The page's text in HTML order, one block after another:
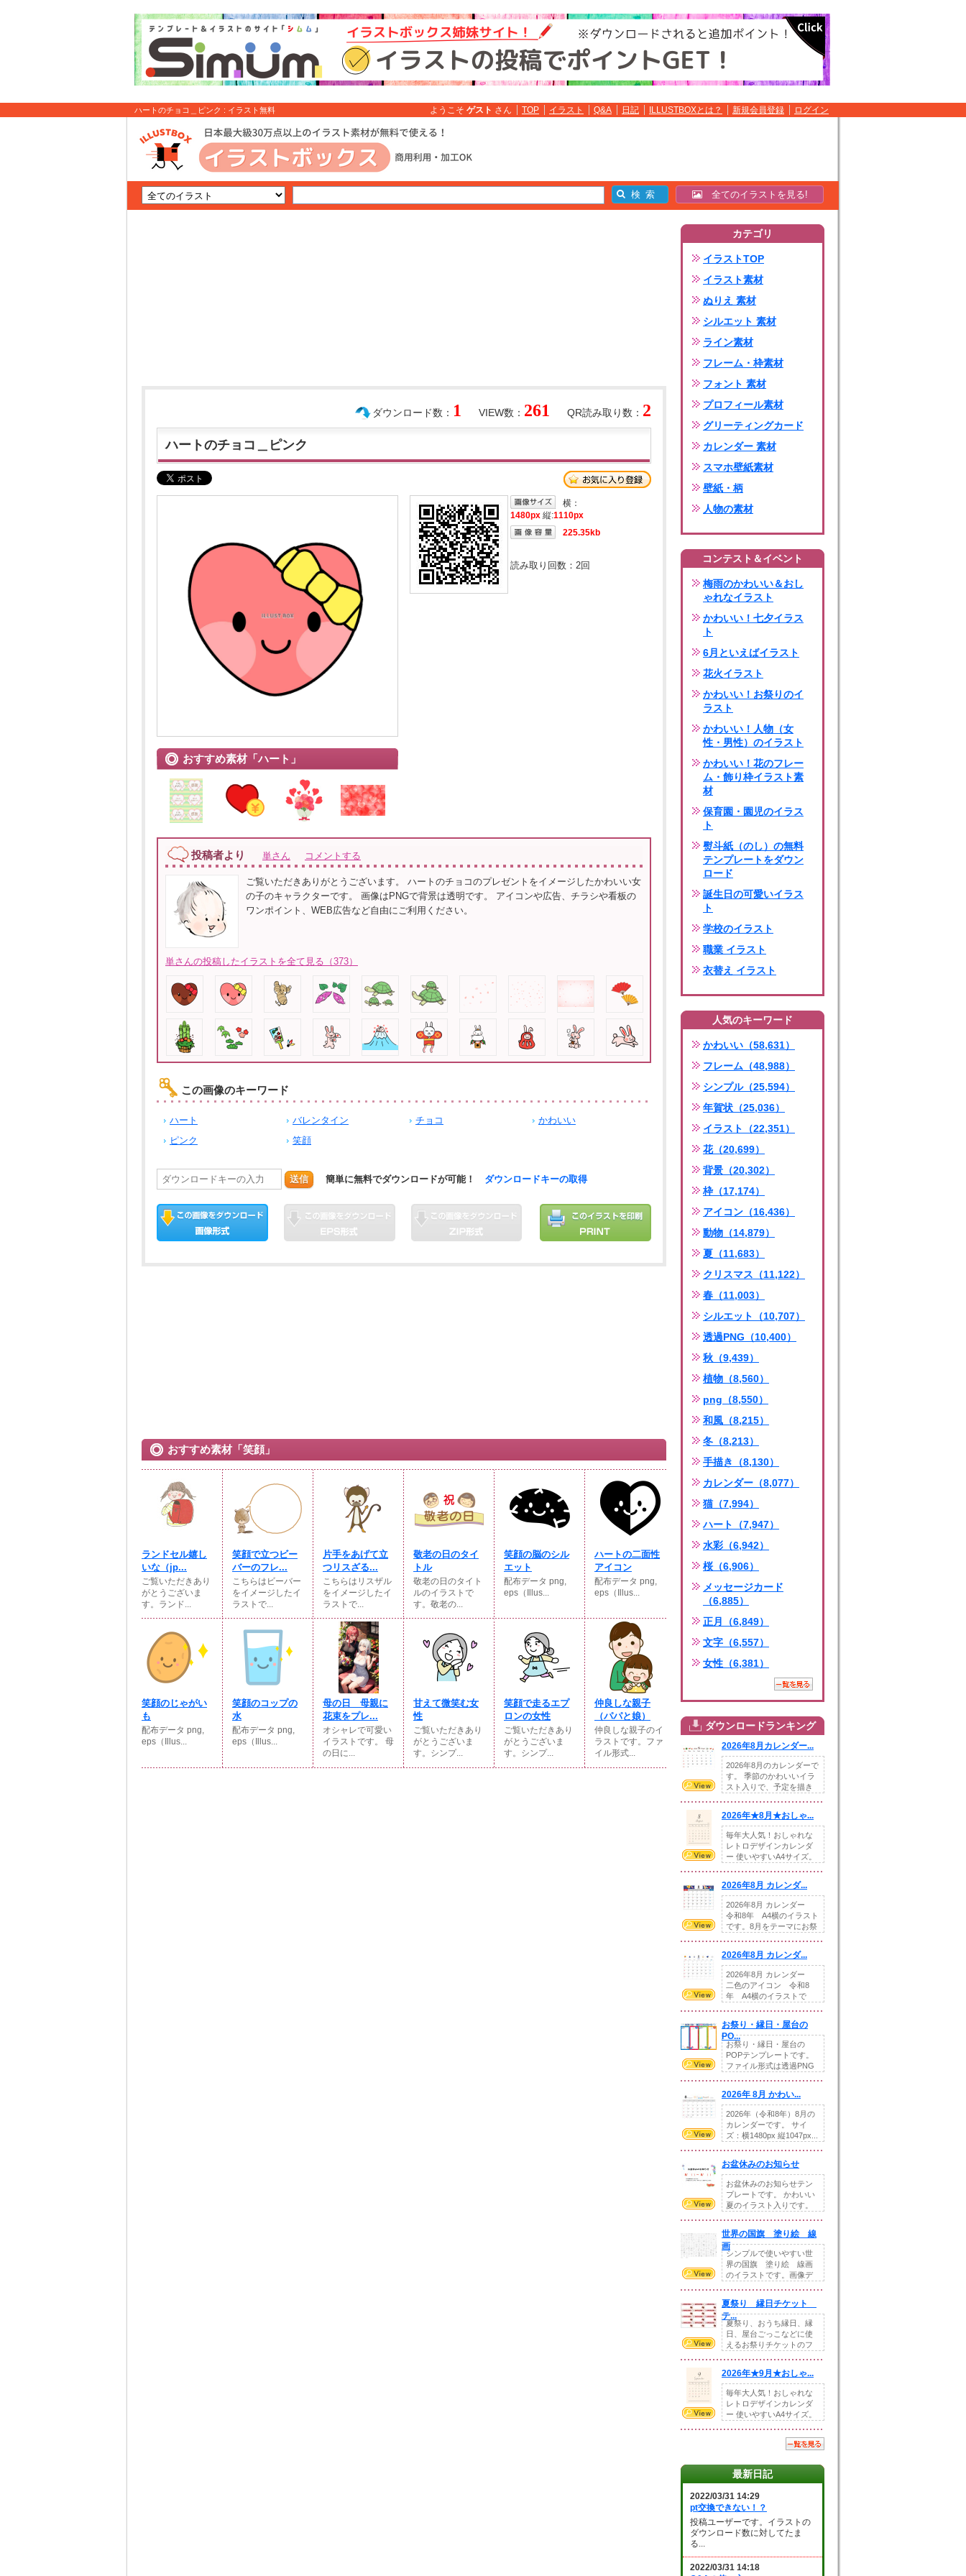
ハートのチョコ＿ピンク : イラスト無料 ようこそ ゲスト さん TOP イラスト Q&A 日記 ILLUSTBOXとは？ 新規会員登録 ログイン
全てのイラストを見る!
QR読み取り数： 2
VIEW数： 261
ダウンロード数： 1
ハートのチョコ＿ピンク
おすすめ素材「ハート」
横：
1480px 縦:1110px
225.35kb
読み取り回数： 2回
投稿者より 単さん コメントする
ご覧いただきありがとうございます。 ハートのチョコのプレゼントをイメージしたかわいい女
の子のキャラクターです。 画像はPNGで背景は透明です。 アイコンや広告、チラシや看板の
ワンポイント、WEB広告など自由にご利用ください。
単さんの投稿したイラストを全て見る（373）
この画像のキーワード
ハート バレンタイン チョコ
かわいい
ピンク
笑顔
送信 簡単に無料でダウンロードが可能！ ダウンロードキーの取得
おすすめ素材「笑顔」
ランドセル嬉し
いな（jp...
ご覧いただきあり
がとうございま
す。ランド...
笑顔で立つビー
バーのフレ...
こちらはビーバー
をイメージしたイ
ラストで...
片手をあげて立
つリスざる...
こちらはリスザル
をイメージしたイ
ラストで...
敬老の日のタイ
トル
敬老の日のタイト
ルのイラストで
す。敬老の...
笑顔の脳のシル
エット
配布データ png,
eps（Illus...
ハートの二面性
アイコン
配布データ png,
eps（Illus...
笑顔のじゃがい
も
配布データ png,
eps（Illus...
笑顔のコップの
水
配布データ png,
eps（Illus...
母の日 母親に
花束をプレ...
オシャレで可愛い
イラストです。 母
の日に...
甘えて微笑む女
性
ご覧いただきあり
がとうございま
す。シンプ...
笑顔で走るエプ
ロンの女性
ご覧いただきあり
がとうございま
す。シンプ...
仲良しな親子
（パパと娘）
仲良しな親子のイ
ラストです。ファ
イル形式...
カテゴリ
イラストTOP
イラスト素材
ぬりえ 素材
シルエット 素材
ライン素材
フレーム・枠素材
フォント 素材
プロフィール素材
グリーティングカード
カレンダー 素材
スマホ壁紙素材
壁紙・柄
人物の素材
コンテスト＆イベント
梅雨のかわいい＆おし
ゃれなイラスト
かわいい！七夕イラス
ト
6月といえばイラスト
花火イラスト
かわいい！お祭りのイ
ラスト
かわいい！人物（女
性・男性）のイラスト
かわいい！花のフレー
ム・飾り枠イラスト素
材
保育園・園児のイラス
ト
熨斗紙（のし）の無料
テンプレートをダウン
ロード
誕生日の可愛いイラス
ト
学校のイラスト
職業 イラスト
衣替え イラスト
人気のキーワード
かわいい（58,631）
フレーム（48,988）
シンプル（25,594）
年賀状（25,036）
イラスト（22,351）
花（20,699）
背景（20,302）
枠（17,174）
アイコン（16,436）
動物（14,879）
夏（11,683）
クリスマス（11,122）
春（11,003）
シルエット（10,707）
透過PNG（10,400）
秋（9,439）
植物（8,560）
png（8,550）
和風（8,215）
冬（8,213）
手描き（8,130）
カレンダー（8,077）
猫（7,994）
ハート（7,947）
水彩（6,942）
桜（6,906）
メッセージカード
（6,885）
正月（6,849）
文字（6,557）
女性（6,381）
ダウンロードランキング
2026年8月カレンダー...
2026年8月のカレンダーで
す。 季節のかわいいイラ
スト入りで、予定を描き
2026年★8月★おしゃ...
毎年大人気！おしゃれな
レトロデザインカレンダ
ー 使いやすいA4サイズ。
2026年8月 カレンダ...
2026年8月 カレンダー
令和8年 A4横のイラスト
です。8月をテーマにお祭
2026年8月 カレンダ...
2026年8月 カレンダー
二色のアイコン 令和8
年 A4横のイラストで
お祭り・縁日・屋台の
PO...
お祭り・縁日・屋台の
POPテンプレートです。
ファイル形式は透過PNG
2026年 8月 かわい...
2026年（令和8年）8月の
カレンダーです。 サイ
ズ：横1480px 縦1047px...
お盆休みのお知らせ
お盆休みのお知らせテン
プレートです。 かわいい
夏のイラスト入りです。
世界の国旗 塗り絵 線
画
シンプルで使いやすい世
界の国旗 塗り絵 線画
のイラストです。画像デ
夏祭り 縁日チケット
テ...
夏祭り、おうち縁日、縁
日、屋台ごっこなどに使
えるお祭りチケットのフ
2026年★9月★おしゃ...
毎年大人気！おしゃれな
レトロデザインカレンダ
ー 使いやすいA4サイズ。
最新日記
2022/03/31 14:29
pt交換できない！？
投稿ユーザーです。イラストの
ダウンロード数に対してたま
る...
2022/03/31 14:18